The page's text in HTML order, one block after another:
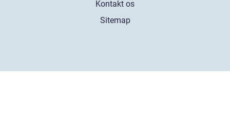
Kontakt os
Sitemap